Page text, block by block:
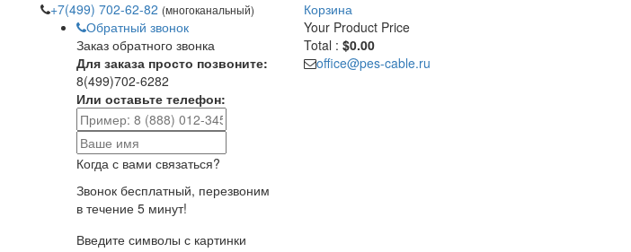
+7(499) 702-62-82 (многоканальный)
Обратный звонок
Заказ обратного звонка
Для заказа просто позвоните:
8(499)702-6282
Или оставьте телефон:
Когда с вами связаться?
Звонок бесплатный, перезвоним
в течение 5 минут!
Введите символы с картинки
Корзина
Your Product Price
Total : $0.00
office@pes-cable.ru